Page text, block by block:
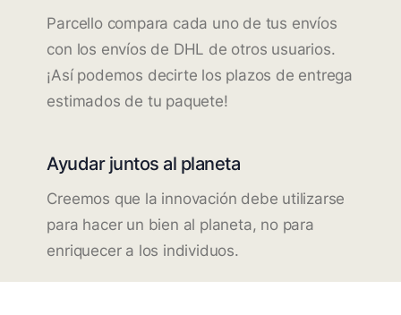
Parcello compara cada uno de tus envíos
con los envíos de DHL de otros usuarios.
¡Así podemos decirte los plazos de entrega
estimados de tu paquete!
Ayudar juntos al planeta
Creemos que la innovación debe utilizarse
para hacer un bien al planeta, no para
enriquecer a los individuos.